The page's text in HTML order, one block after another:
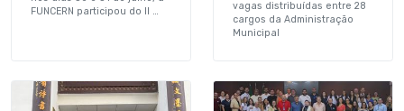
FUNCERN participou do II …
vagas distribuídas entre 28
cargos da Administração
Municipal